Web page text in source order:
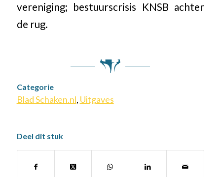
vereniging; bestuurscrisis KNSB achter
de rug.
Categorie
Blad Schaken.nl, Uitgaves
Deel dit stuk